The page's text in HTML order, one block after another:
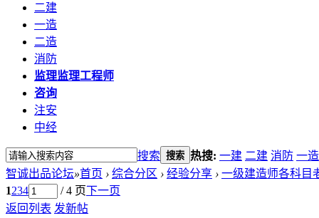
二建
一造
二造
消防
监理监理工程师
咨询
注安
中经
搜索 搜索 热搜: 一建 二建 消防 一造
智诚出品论坛»首页 › 综合分区 › 经验分享 › 一级建造师各科目
1234 / 4 页下一页
返回列表 发新帖